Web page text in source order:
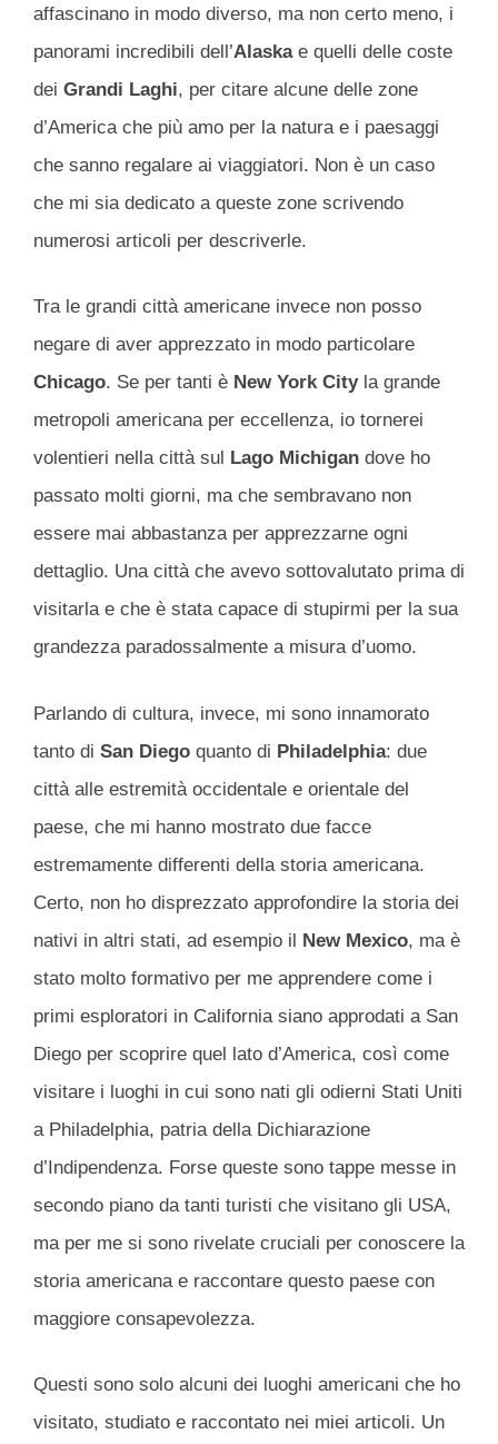
affascinano in modo diverso, ma non certo meno, i
panorami incredibili dell’Alaskae quelli delle coste
dei Grandi Laghi, per citare alcune delle zone
d’America che più amo per la natura e i paesaggi
che sanno regalare ai viaggiatori. Non è un caso
che mi sia dedicato a queste zone scrivendo
numerosi articoli per descriverle.
Tra le grandi città americane invece non posso
negare di aver apprezzato in modo particolare
Chicago. Se per tanti è New York Cityla grande
metropoli americana per eccellenza, io tornerei
volentieri nella città sul
Lago Michigan dove ho
passato molti giorni, ma che sembravano non
essere mai abbastanza per apprezzarne ogni
dettaglio. Una città che avevo sottovalutato prima di
visitarla e che è stata capace di stupirmi per la sua
grandezza paradossalmente a misura d’uomo.
Parlando di cultura, invece, mi sono innamorato
tanto di San Diego quanto di Philadelphia: due
città alle estremità occidentale e orientale del
paese, che mi hanno mostrato due facce
estremamente differenti della storia americana.
Certo, non ho disprezzato approfondire la storia dei
nativi in altri stati, ad esempio il New Mexico, ma è
stato molto formativo per me apprendere come i
primi esploratori in California siano approdati a San
Diego per scoprire quel lato d’America, così come
visitare i luoghi in cui sono nati gli odierni Stati Uniti
a Philadelphia, patria della Dichiarazione
d’Indipendenza. Forse queste sono tappe messe in
secondo piano da tanti turisti che visitano gli USA,
ma per me si sono rivelate cruciali per conoscere la
storia americana e raccontare questo paese con
maggiore consapevolezza.
Questi sono solo alcuni dei luoghi americani che ho
visitato, studiato e raccontato nei miei articoli. Un